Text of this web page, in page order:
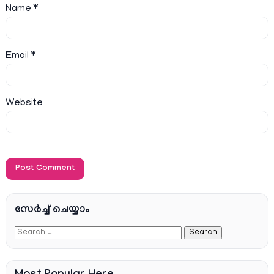
Name*
Email*
Website
സേര്‍ച്ച്‌ ചെയ്യാം